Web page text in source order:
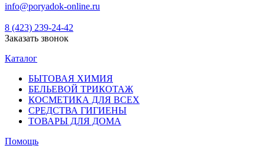
info@poryadok-online.ru
8 (423) 239-24-42
Заказать звонок
Каталог
БЫТОВАЯ ХИМИЯ
БЕЛЬЕВОЙ ТРИКОТАЖ
КОСМЕТИКА ДЛЯ ВСЕХ
СРЕДСТВА ГИГИЕНЫ
ТОВАРЫ ДЛЯ ДОМА
Помощь